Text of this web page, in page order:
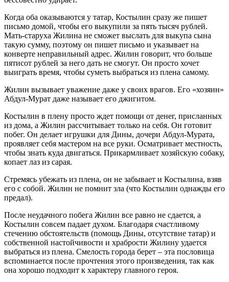
Когда оба оказываются у татар, Костылин сразу же пишет
письмо домой, чтобы его выкупили за пять тысяч рублей.
Мать-старуха Жилина не сможет выслать для выкупа сына
такую сумму, поэтому он пишет письмо и указывает на
конверте неправильный адрес. Жилин говорит, что больше
пятисот рублей за него дать не смогут. Он просто хочет
выиграть время, чтобы суметь выбраться из плена самому.
Жилин вызывает уважение даже у своих врагов. Его «хозяин»
Абдул-Мурат даже называет его джигитом.
Костылин в плену просто ждет помощи от денег, присланных
из дома, а Жилин рассчитывает только на себя. Он готовит
побег. Он делает игрушки для Дины, дочери Абдул-Мурата,
проявляет себя мастером на все руки. Осматривает местность,
чтобы знать куда двигаться. Прикармливает хозяйскую собаку,
копает лаз из сарая.
Стремясь убежать из плена, он не забывает и Костылина, взяв
его с собой. Жилин не помнит зла (что Костылин однажды его
предал).
После неудачного побега Жилин все равно не сдается, а
Костылин совсем падает духом. Благодаря счастливому
стечению обстоятельств (помощь Дины, отсутствие татар) и
собственной настойчивости и храбрости Жилину удается
выбраться из плена. Смелость города берет – эта пословица
вспоминается после прочтения этого произведения, так как
она хорошо подходит к характеру главного героя.